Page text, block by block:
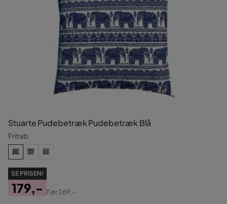
Stuarte Pudebetræk Pudebetræk Blå
Fritab
SE PRISEN!
179,-
Før269,-